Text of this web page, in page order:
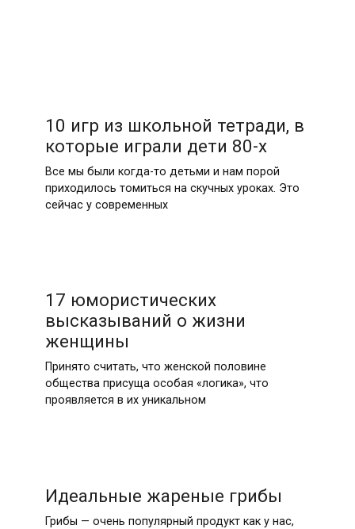
10 игр из школьной тетради, в
которые играли дети 80-х
Все мы были когда-то детьми и нам порой
приходилось томиться на скучных уроках. Это
сейчас у современных
17 юмористических
высказываний о жизни
женщины
Принято считать, что женской половине
общества присуща особая «логика», что
проявляется в их уникальном
Идеальные жареные грибы
Грибы — очень популярный продукт как у нас,